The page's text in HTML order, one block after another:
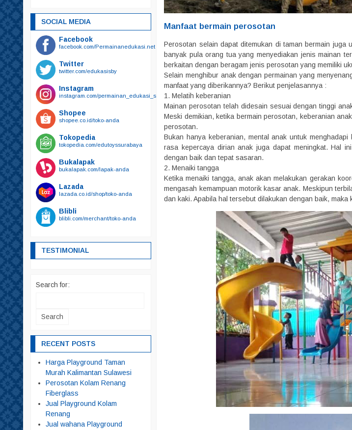
Manfaat bermain perosotan
Perosotan selain dapat ditemukan di taman bermain juga
banyak pula orang tua yang menyediakan jenis mainan
berkaitan dengan beragam jenis perosotan yang memiliki
Selain menghibur anak dengan permainan yang
manfaat yang diberikannya? Berikut penjelasannya :
1. Melatih keberanian
Mainan perosotan telah didesain sesuai dengan tinggi
Meski demikian, ketika bermain perosotan, keberanian
perosotan.
Bukan hanya keberanian, mental anak untuk
rasa kepercaya dirian anak juga dapat meningkat. Hal
dengan baik dan tepat sasaran.
2. Menaiki tangga
Ketika menaiki tangga, anak akan melakukan gerakan
mengasah kemampuan motorik kasar anak. Meskipun
dan kaki. Apabila hal tersebut dilakukan dengan baik,
SOCIAL MEDIA
Facebook
facebook.com/Permainanedukasi.net
Twitter
twitter.com/edukasisby
Instagram
instagram.com/permainan_edukasi_surabaya/
Shopee
shopee.co.id/toko-anda
Tokopedia
tokopedia.com/edutoyssurabaya
Bukalapak
bukalapak.com/lapak-anda
Lazada
lazada.co.id/shop/toko-anda
Blibli
blibli.com/merchant/toko-anda
TESTIMONIAL
Search for:
RECENT POSTS
Harga Playground Taman
Murah Kalimantan Sulawesi
Perosotan Kolam Renang
Fiberglass
Jual Playground Kolam
Renang
Jual wahana Playground